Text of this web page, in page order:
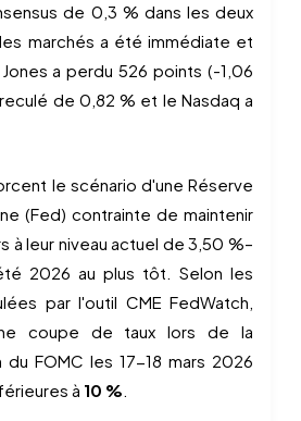
de 0,3 % dans les deux
marchés a été immédiate et
a perdu 526 points (-1,06
de 0,82 % et le Nasdaq a
le scénario d'une Réserve
(Fed) contrainte de maintenir
à leur niveau actuel de 3,50 %–
2026 au plus tôt. Selon les
par l'outil CME FedWatch,
coupe de taux lors de la
du FOMC les 17-18 mars 2026
à 10 %.